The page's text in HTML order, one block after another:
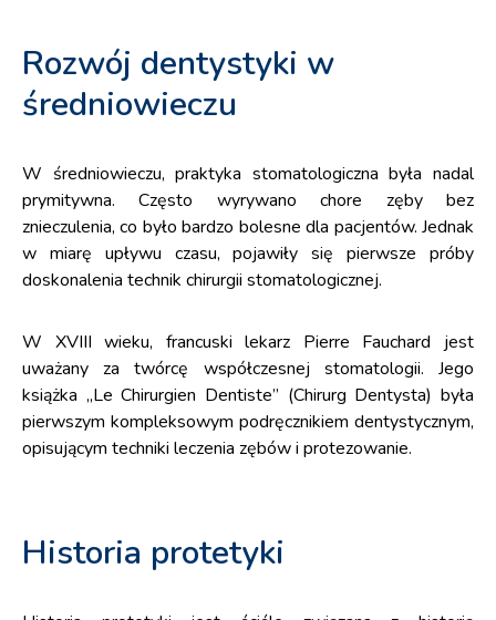
Rozwój dentystyki w
średniowieczu
W średniowieczu, praktyka stomatologiczna była nadal
prymitywna. Często wyrywano chore zęby bez
znieczulenia, co było bardzo bolesne dla pacjentów. Jednak
w miarę upływu czasu, pojawiły się pierwsze próby
doskonalenia technik chirurgii stomatologicznej.
W XVIII wieku, francuski lekarz Pierre Fauchard jest
uważany za twórcę współczesnej stomatologii. Jego
książka „Le Chirurgien Dentiste” (Chirurg Dentysta) była
pierwszym kompleksowym podręcznikiem dentystycznym,
opisującym techniki leczenia zębów i protezowanie.
Historia protetyki